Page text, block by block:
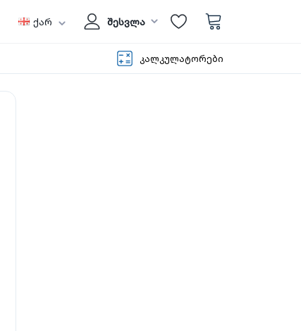
ქარ შესვლა
კალკულატორები